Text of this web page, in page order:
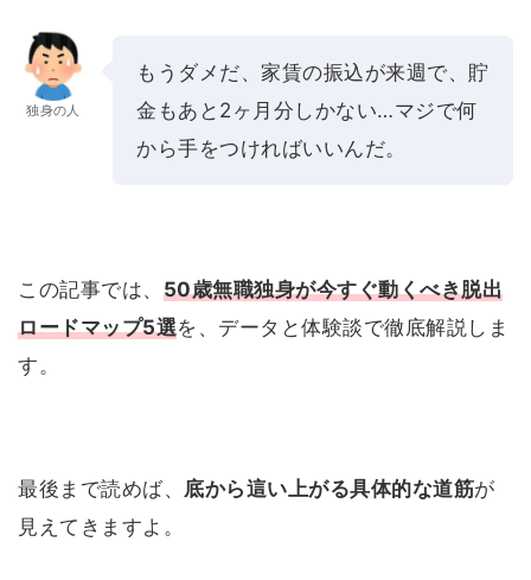
独身の人
もうダメだ、家賃の振込が来週で、貯
金もあと2ヶ月分しかない…マジで何
から手をつければいいんだ。
この記事では、 50歳無職独身が今すぐ動くべき脱出
ロードマップ5選を、データと体験談で徹底解説しま
す。
最後まで読めば、 底から這い上がる具体的な道筋が
見えてきますよ。